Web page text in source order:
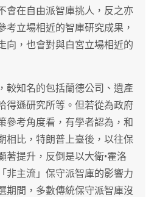
會在自由派智庫挑人，反之亦
考立場相近的智庫研究成果，
向，也會對與白宮立場相近的
較知名的包括蘭德公司、遺產
得遜研究所等。但若從為政府
參考角度看，有學者認為，和
相比，特朗普上臺後，以往保
著提升，反倒是以大衛•霍洛
非主流」保守派智庫的影響力
期間，多數傳統保守派智庫沒